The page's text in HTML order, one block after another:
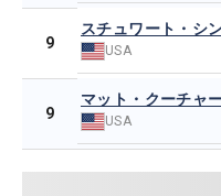
9
スチュワート・シ
USA
9
マット・クーチャ
USA